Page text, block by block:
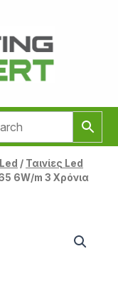
/ Ταινίες Led
6W/m 3 Χρόνια